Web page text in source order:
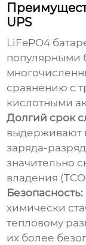
UPS
LiFePO4
популярными
сравнению с
кислотными
Долгий срок
выдерживают
заряда-
значительно
владения
Безопасность:
химически
тепловому
их более